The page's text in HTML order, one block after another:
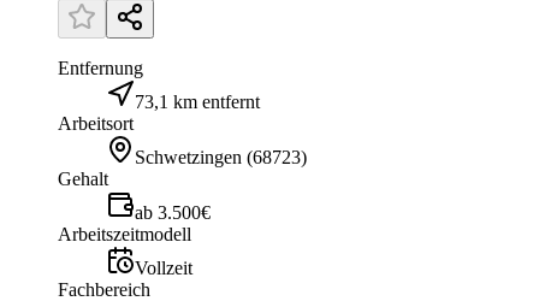
Entfernung
73,1 km entfernt
Arbeitsort
Schwetzingen (68723)
Gehalt
ab 3.500€
Arbeitszeitmodell
Vollzeit
Fachbereich